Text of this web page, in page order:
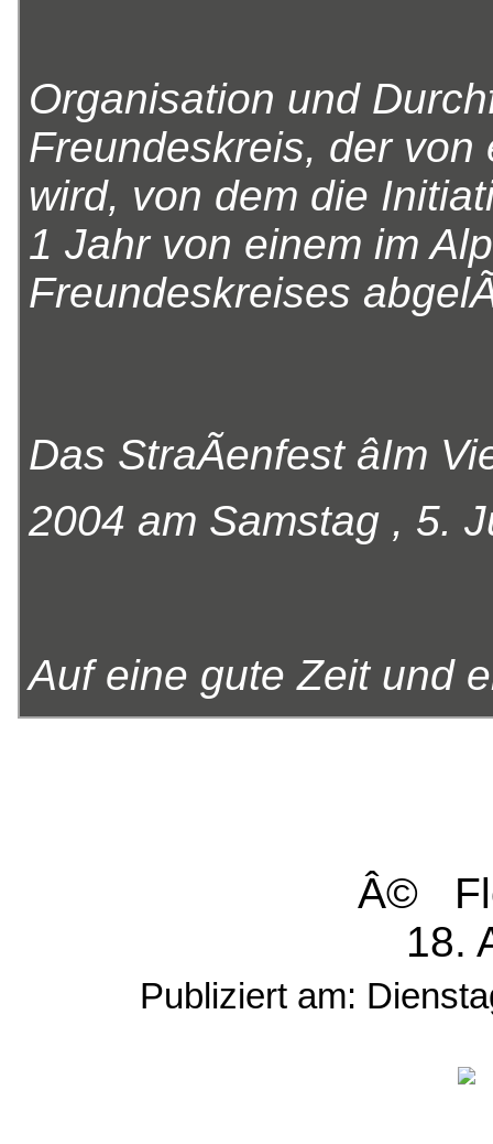
Organisation und
Freundeskreis, der
wird, von dem die
1 Jahr von einem im
Freundeskreises
Das StraÃenfest âIm
2004 am Samstag , 5.
Auf eine gute Zeit und
Â©
18.
Publiziert am: